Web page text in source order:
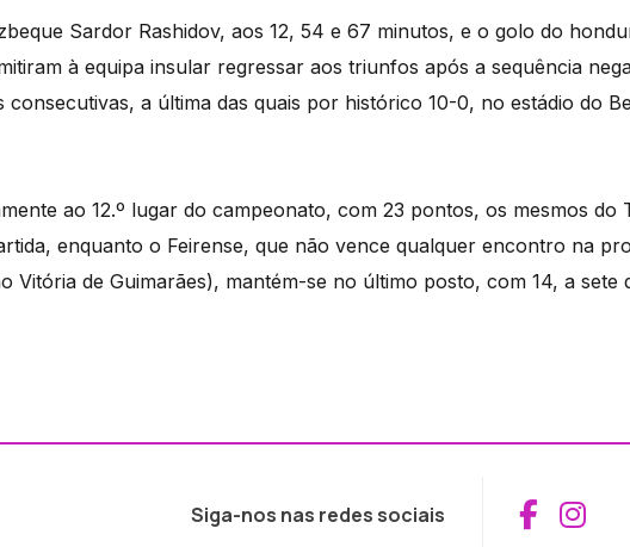
Sardor Rashidov, aos 12, 54 e 67 minutos, e o golo do
à equipa insular regressar aos triunfos após a sequência
consecutivas, a última das quais por histórico 10-0, no estádio do
ao 12.º lugar do campeonato, com 23 pontos, os mesmos do
enquanto o Feirense, que não vence qualquer encontro na
Vitória de Guimarães), mantém-se no último posto, com 14, a sete
Siga-nos nas redes sociais